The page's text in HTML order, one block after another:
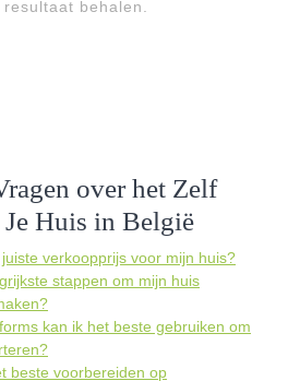
behalen.
over het Zelf
Huis in België
verkoopprijs voor mijn huis?
stappen om mijn huis
kan ik het beste gebruiken om
beste voorbereiden op